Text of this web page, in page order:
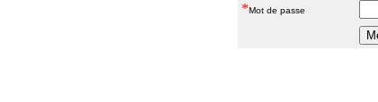
*Mot de passe